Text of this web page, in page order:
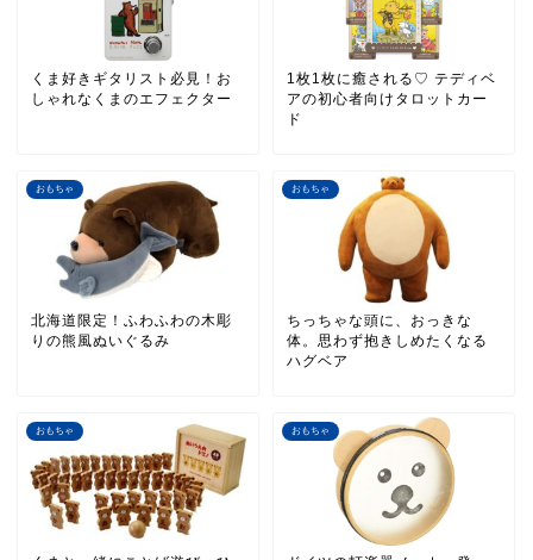
くま好きギタリスト必見！お
しゃれなくまのエフェクター
1枚1枚に癒される♡ テディベ
アの初心者向けタロットカー
ド
おもちゃ
北海道限定！ふわふわの木彫
りの熊風ぬいぐるみ
おもちゃ
ちっちゃな頭に、おっきな
体。思わず抱きしめたくなる
ハグベア
おもちゃ おもちゃ